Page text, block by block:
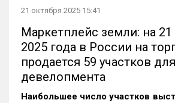
21 октября 2025 15:41
Маркетплейс земли: на 21
2025 года в России на
продается 59 участков для
девелопмента
Наибольшее число участков